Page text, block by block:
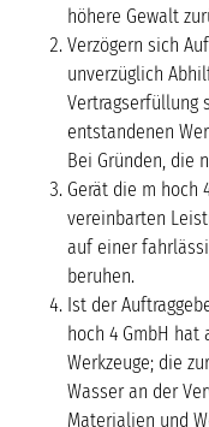
höhere Gewalt
Verzögern sich
unverzüglich
Vertragserfüllung
entstandenen
Bei Gründen, die
Gerät die m hoch
vereinbarten
auf einer
beruhen.
Ist der
hoch 4 GmbH
Werkzeuge; die
Wasser an der
Materialien und